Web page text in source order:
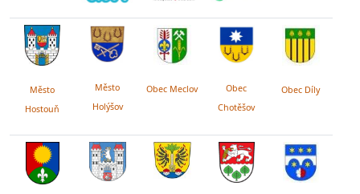
Město
Hostouň
Město
Holýšov
Obec Meclov
Obec
Chotěšov
Obec Díly